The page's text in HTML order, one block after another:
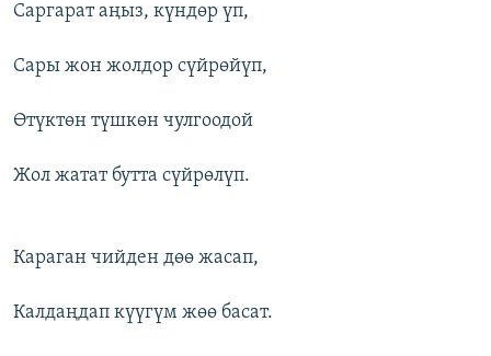
Саргарат аңыз, күндөр үп,
Сары жон жолдор сүйрөйүп,
Өтүктөн түшкөн чулгоодой
Жол жатат бутта сүйрөлүп.
Караган чийден дөө жасап,
Калдаңдап күүгүм жөө басат.